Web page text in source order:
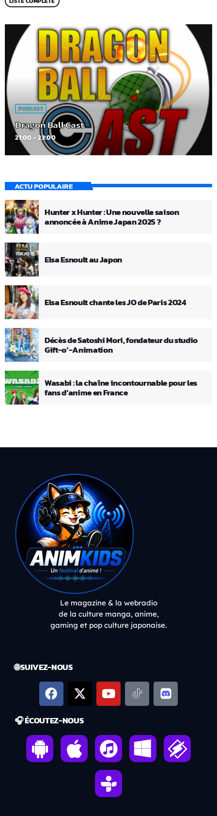
PODCAST
Dragon Ball Cast
21:00 - 23:00
ACTU POPULAIRE
Hunter x Hunter : Une nouvelle saison
annoncée à Anime Japan 2025 ?
Elsa Esnoult au Japon
Elsa Esnoult chante les JO de Paris 2024
Décès de Satoshi Mori, fondateur du studio
Gift-o’-Animation
Wasabi : la chaîne incontournable pour les
fans d’anime en France
Le magazine & la webradio
de la culture manga, anime,
gaming et pop culture japonaise.
🌐 SUIVEZ-NOUS
🎧 ÉCOUTEZ-NOUS